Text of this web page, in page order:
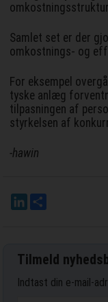
Samlet set er der
omkostnings- og
For eksempel
tyske anlæg
tilpasningen af
styrkelsen af
-hawin
LinkedIn
Tilmeld
Indtast din e-mail-